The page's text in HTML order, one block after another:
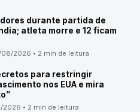
durante partida de
atleta morre e 12 ficam
2026 • 2 min de leitura
para restringir
nos EUA e mira
• 2 min de leitura